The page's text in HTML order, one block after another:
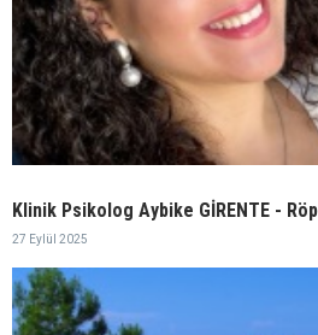
Klinik Psikolog Aybike GİRENTE -
27 Eylül 2025